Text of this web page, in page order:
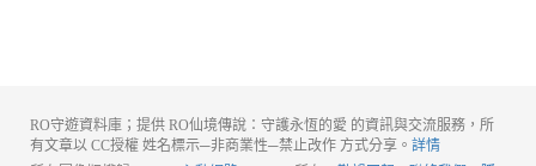
RO守遊資料庫；提供 RO仙境傳說：守護永恆的愛 的資訊與交流服務，所
有文章以 CC授權 姓名標示─非商業性─禁止改作 方式分享。 詳情